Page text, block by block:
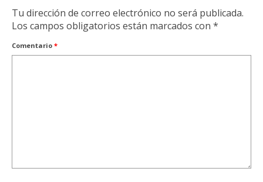
Tu dirección de correo electrónico no será publicada.
Los campos obligatorios están marcados con *
Comentario *